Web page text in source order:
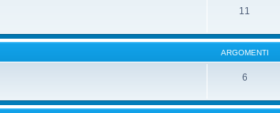
11
ARGOMENTI
6